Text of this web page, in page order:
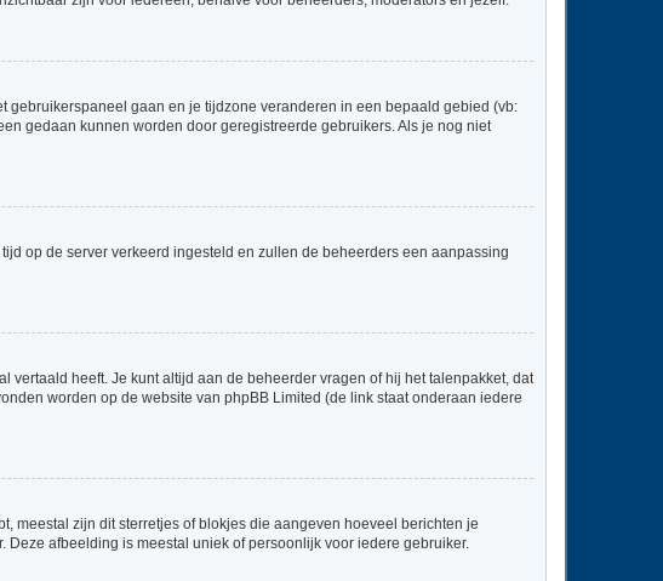
gebruikerspaneel gaan en je tijdzone veranderen in een bepaald gebied (vb:
gedaan kunnen worden door geregistreerde gebruikers. Als je nog niet
op de server verkeerd ingesteld en zullen de beheerders een aanpassing
heeft. Je kunt altijd aan de beheerder vragen of hij het talenpakket, dat
worden op de website van phpBB Limited (de link staat onderaan iedere
meestal zijn dit sterretjes of blokjes die aangeven hoeveel berichten je
afbeelding is meestal uniek of persoonlijk voor iedere gebruiker.